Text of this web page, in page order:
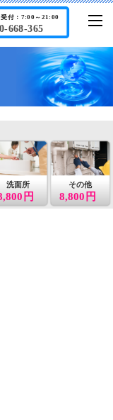
668-365
受付：7:00～21:00
洗面所
円
その他
8,800円